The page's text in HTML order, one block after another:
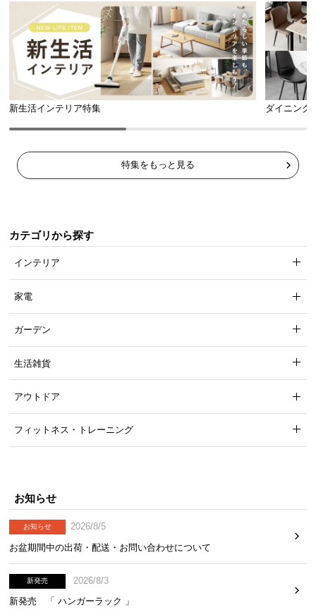
新生活インテリア特集 ダイニング
特集をもっと見る
カテゴリから探す
インテリア
家電
ガーデン
生活雑貨
アウトドア
フィットネス・トレーニング
お知らせ
お知らせ
2026/8/5
お盆期間中の出荷・配送・お問い合わせについて
新発売
2026/8/3
新発売 「 ハンガーラック 」